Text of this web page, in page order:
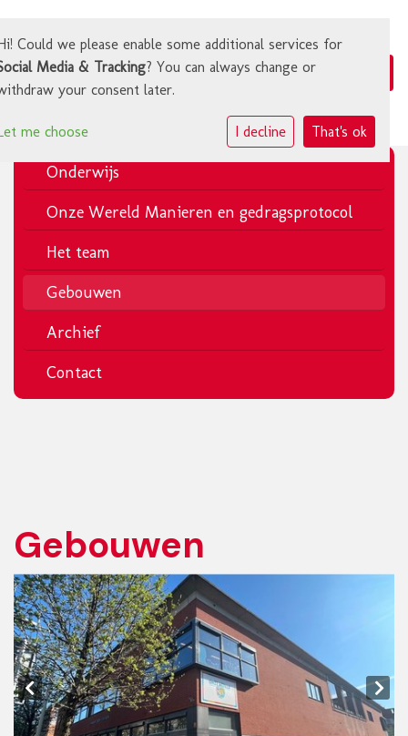
Onderwijs
Onze Wereld Manieren en gedragsprotocol
Het team
Gebouwen
Archief
Contact
Gebouwen
Could we please enable some additional services for
Media & Tracking? You can always change or
your consent later.
me choose I decline That's ok